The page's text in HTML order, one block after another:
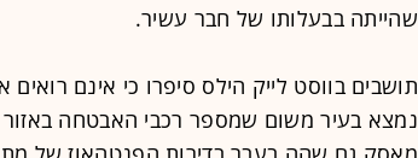
שהייתה בבעלותו של חבר עשיר.
תושבים בווסט לייק הילס סיפרו כי אינם
נמצא בעיר משום שמספר רכבי האבטחה באזור